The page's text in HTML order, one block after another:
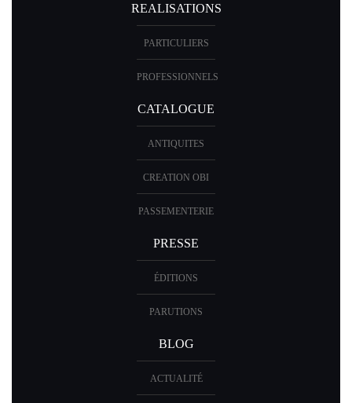
REALISATIONS
PARTICULIERS
CATALOGUE
ANTIQUITES
CREATION OBI
PRESSE
ÉDITIONS
BLOG
ACTUALITÉ